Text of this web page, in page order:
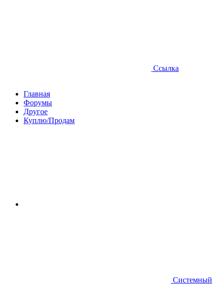
Ссылка
Главная
Форумы
Другое
Куплю/Продам
Системный